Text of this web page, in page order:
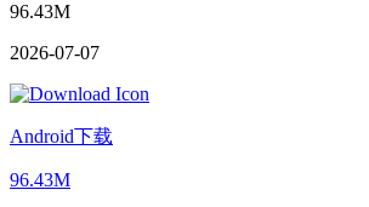
96.43M
2026-07-07
Android下载
96.43M